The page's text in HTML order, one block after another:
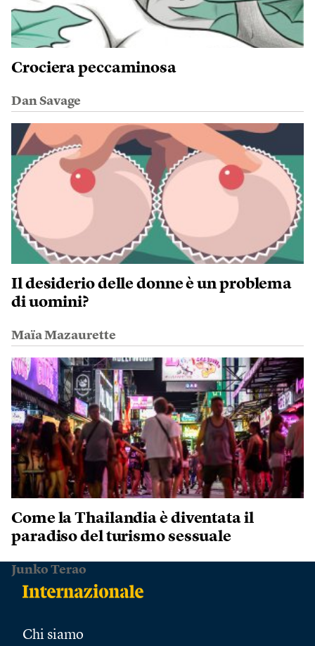
Crociera peccaminosa
Dan Savage
Il desiderio delle donne è un problema
di uomini?
Maïa Mazaurette
Come la Thailandia è diventata il
paradiso del turismo sessuale
Junko Terao
Chi siamo